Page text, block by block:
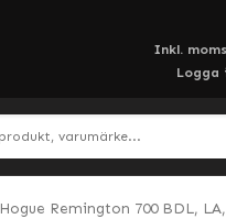
Logga
Hogue Remington 700 BDL,